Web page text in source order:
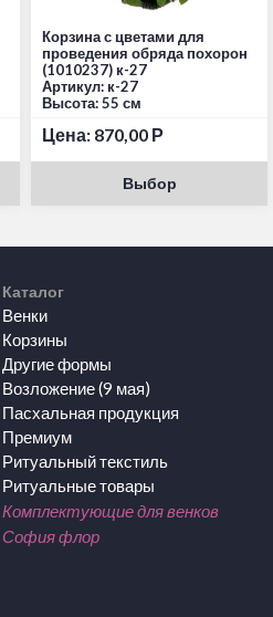
Корзина с цветами для
проведения обряда похорон
(1010237) к-27
Артикул: к-27
Высота: 55 см
Цена: 870,00 Р
Выбор
Каталог
Венки
Корзины
Другие формы
Возложение (9 мая)
Пасхальная продукция
Премиум
Ритуальный текстиль
Ритуальные товары
Комплектующие для венков
София флор